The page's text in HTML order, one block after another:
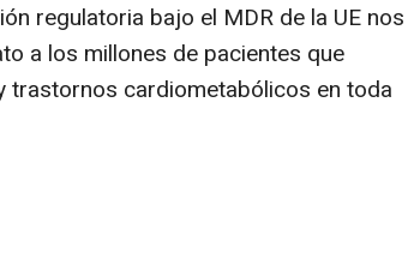
regulatoria bajo el MDR de la UE nos
a los millones de pacientes que
trastornos cardiometabólicos en toda